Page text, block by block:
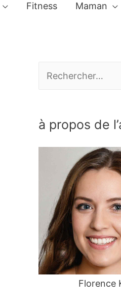
Fitness Maman
h
:
à propos de
Florence